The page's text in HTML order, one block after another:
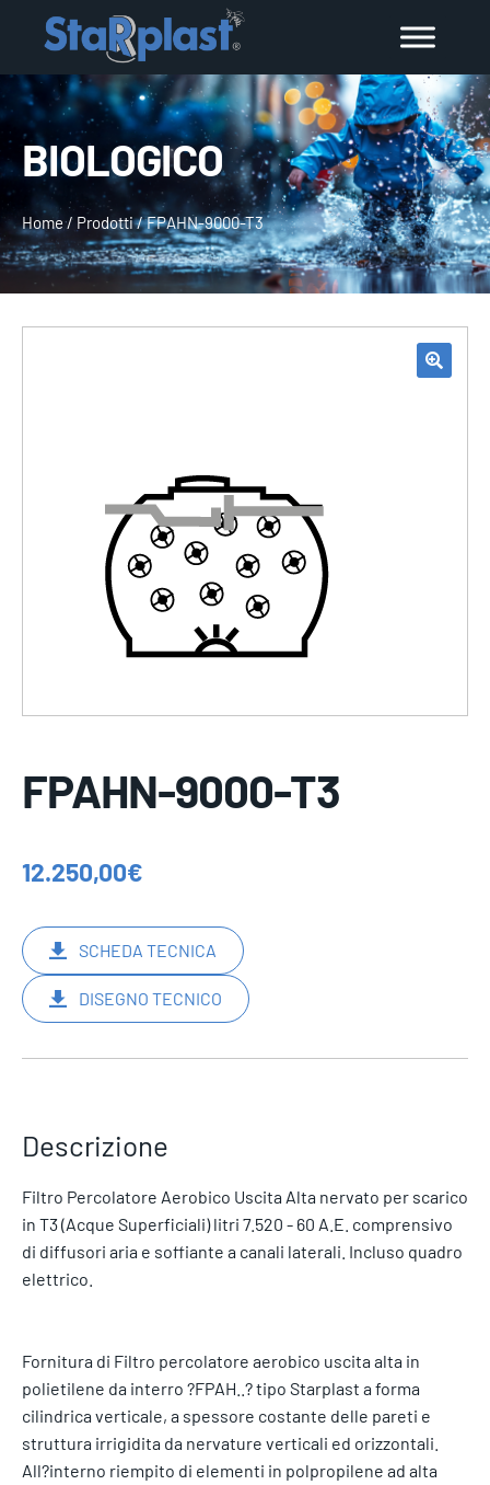
BIOLOGICO
Home/ Prodotti/FPAHN-9000-T3
FPAHN-9000-T3
12.250,00€
SCHEDA TECNICA
DISEGNO TECNICO
Descrizione
Filtro Percolatore Aerobico Uscita Alta nervato per scarico
in T3 (Acque Superficiali) litri 7.520 - 60 A.E. comprensivo
di diffusori aria e soffiante a canali laterali. Incluso quadro
elettrico.
Fornitura di Filtro percolatore aerobico uscita alta in
polietilene da interro ?FPAH..? tipo Starplast a forma
cilindrica verticale, a spessore costante delle pareti e
struttura irrigidita da nervature verticali ed orizzontali.
All?interno riempito di elementi in polpropilene ad alta